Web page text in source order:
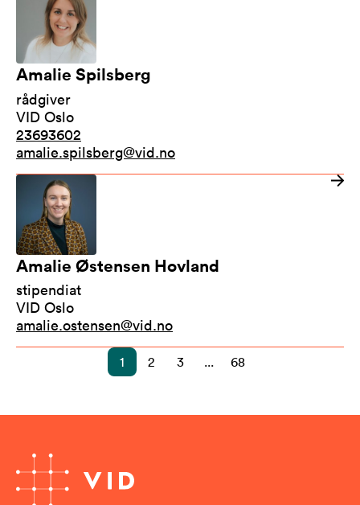
Amalie Spilsberg
rådgiver
VID Oslo
23693602
amalie.spilsberg@vid.no
Amalie Østensen Hovland
stipendiat
VID Oslo
amalie.ostensen@vid.no
1 2 3 ... 68